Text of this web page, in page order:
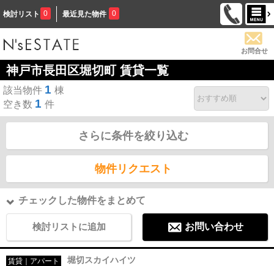
検討リスト 0 最近見た物件 0
お問合せ
神戸市長田区堀切町 賃貸一覧
該当物件 1 棟
空き数 1 件
さらに条件を絞り込む
物件リクエスト
チェックした物件をまとめて
検討リストに追加 お問い合わせ
賃貸｜アパート 堀切スカイハイツ